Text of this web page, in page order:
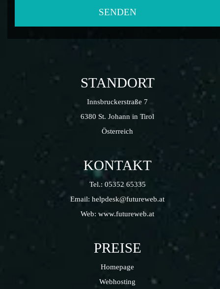
STANDORT
Innsbruckerstraße 7
6380 St. Johann in Tirol
Österreich
KONTAKT
Tel.: 05352 65335
Email: helpdesk@futureweb.at
Web: www.futureweb.at
PREISE
Homepage
Webhosting